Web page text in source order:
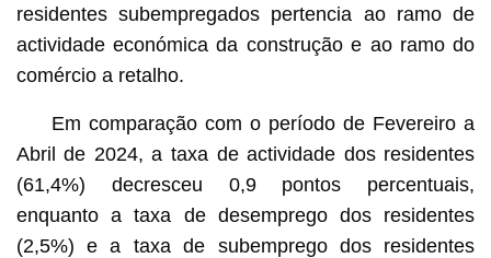
residentes subempregados pertencia ao ramo de
actividade económica da construção e ao ramo do
comércio a retalho.
Em comparação com o período de Fevereiro a
Abril de 2024, a taxa de actividade dos residentes
(61,4%) decresceu 0,9 pontos percentuais,
enquanto a taxa de desemprego dos residentes
(2,5%) e a taxa de subemprego dos residentes